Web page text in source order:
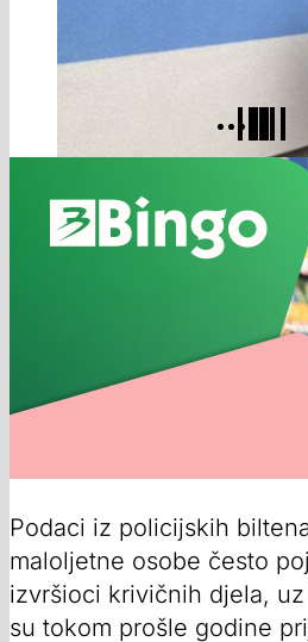
Podaci iz policijskih
maloljetne osobe često
izvršioci krivičnih djela,
su tokom prošle godine